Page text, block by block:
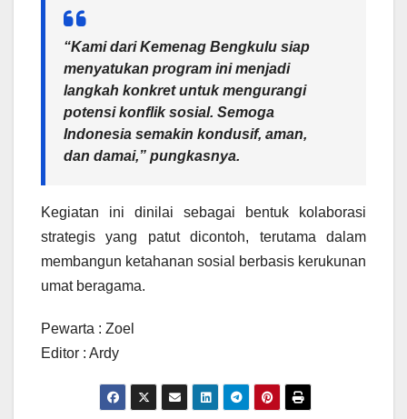
“Kami dari Kemenag Bengkulu siap
menyatukan program ini menjadi
langkah konkret untuk mengurangi
potensi konflik sosial. Semoga
Indonesia semakin kondusif, aman,
dan damai,” pungkasnya.
Kegiatan ini dinilai sebagai bentuk kolaborasi
strategis yang patut dicontoh, terutama dalam
membangun ketahanan sosial berbasis kerukunan
umat beragama.
Pewarta : Zoel
Editor : Ardy